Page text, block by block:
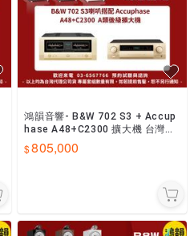
鴻韻音響- B&W 702 S3 + Accup
hase A48+C2300 擴大機 台灣公
司貨
805,000